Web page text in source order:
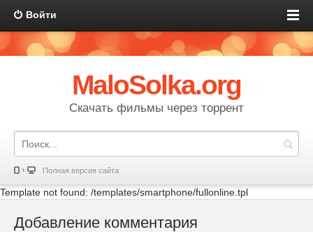
Войти
MaloSolka.org
Скачать фильмы через торрент
Полная версия сайта
Template not found: /templates/smartphone/fullonline.tpl
Добавление комментария